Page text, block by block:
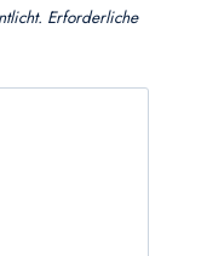
Erforderliche